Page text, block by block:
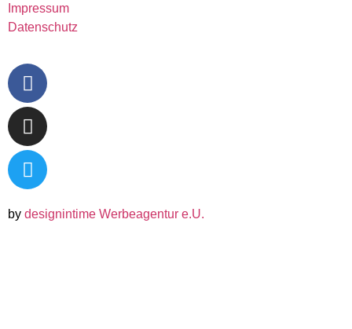
Impressum
Datenschutz
by designintime Werbeagentur e.U.